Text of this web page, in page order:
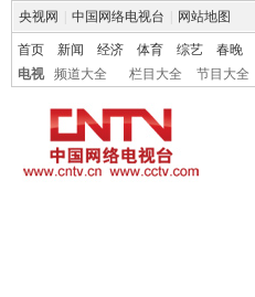
央视网 中国网络电视台 网站地图
首页 新闻 经济 体育 综艺 春晚
电视
频道大全 栏目大全 节目大全